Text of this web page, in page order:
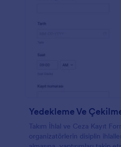
Yedekleme Ve
Takım İhlal ve Ceza Kayıt
organizatörlerin disiplin